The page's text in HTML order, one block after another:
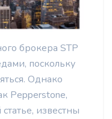
брокера STP
поскольку
Однако
Pepperstone,
известны